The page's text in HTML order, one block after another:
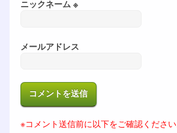
ニックネーム ※
メールアドレス
※コメント送信前に以下をご確認ください